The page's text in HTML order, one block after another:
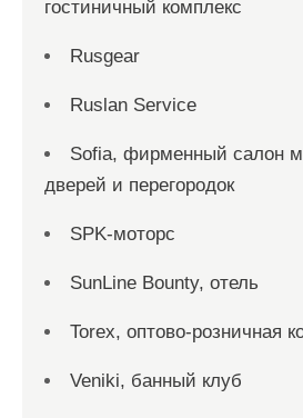
гостиничный комплекс
Rusgear
Ruslan Service
Sofia, фирменный салон
дверей и перегородок
SPK-моторс
SunLine Bounty, отель
Torex, оптово-розничная
Veniki, банный клуб